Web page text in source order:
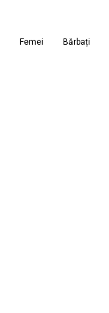
Femei Bărbați